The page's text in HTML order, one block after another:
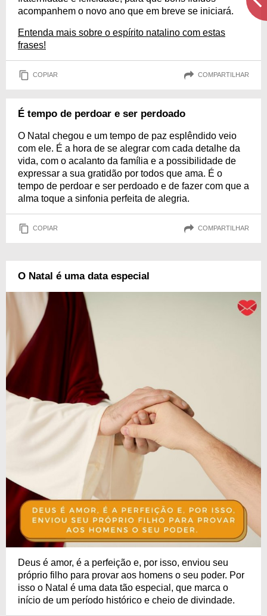
acompanhem o novo ano que em breve se iniciará.
Entenda mais sobre o espírito natalino com estas
frases!
COPIAR COMPARTILHAR
É tempo de perdoar e ser perdoado
O Natal chegou e um tempo de paz esplêndido veio
com ele. É a hora de se alegrar com cada detalhe da
vida, com o acalanto da família e a possibilidade de
expressar a sua gratidão por todos que ama. É o
tempo de perdoar e ser perdoado e de fazer com que a
alma toque a sinfonia perfeita de alegria.
COPIAR COMPARTILHAR
O Natal é uma data especial
Deus é amor, é a perfeição e, por isso, enviou seu
próprio filho para provar aos homens o seu poder. Por
isso o Natal é uma data tão especial, que marca o
início de um período histórico e cheio de divindade.